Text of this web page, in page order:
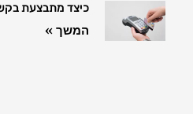
כיצד מתבצעת
המשך »